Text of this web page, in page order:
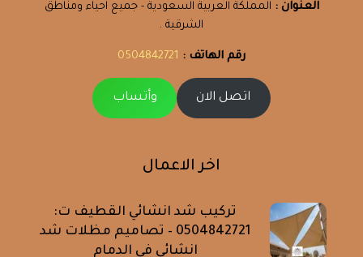
العنوان : المملكة العربية السعودية - جميع احياء ومناطق
الشرقية .
رقم الهاتف :
اتصل الان وأتساب
اخر الاعمال
تركيب شد انشائي القطيف ت:
0504842721 – تصاميم مظلات شد
انشائي في الدمام